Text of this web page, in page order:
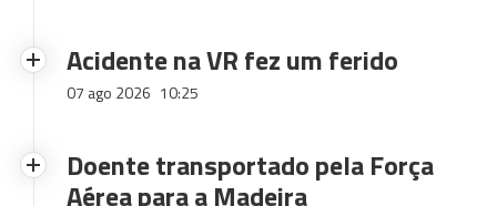
Acidente na VR fez um ferido
07 ago 2026 10:25
Doente transportado pela Força
Aérea para a Madeira